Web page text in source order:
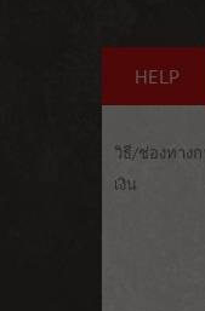
HELP
วิธี/ช่องทางก
เงิน